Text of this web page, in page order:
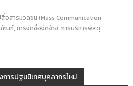
อสารมวลชน (Mass Communication
ภัณฑ์,การจัดซื้อจัดจ้าง,การบริหารพัสดุ
ารปฐมนิเทศบุคลากรใหม่